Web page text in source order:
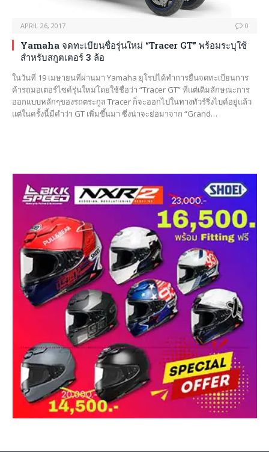
APRIL 26, 2017 0
Yamaha จดทะเบียนชื่อรุ่นใหม่ “Tracer GT” พร้อมระบุใช้
สำหรับสกูตเตอร์ 3 ล้อ
ในวันที่ 19 เมษายนที่ผ่านมา Yamaha ยุโรปได้ทำการยื่นจดทะเบียนการ
ค้ารถมอเตอร์ไซค์รุ่นใหม่โดยใช้ชื่อว่า “Tracer GT” ที่แต่เดิมลักษณะการ
ออกแบบหลักๆของรถตระกูล Tracer ก็จะออกไปในทางทัวร์ริ่งไบค์อยู่แล้ว
แต่ในครั้งนี้มีคำว่า GT เพิ่มขึ้นมา ซึ่งน่าจะย่อมาจาก “Grand…